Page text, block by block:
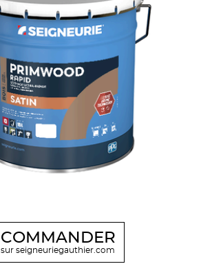
COMMANDER
sur seigneuriegauthier.com